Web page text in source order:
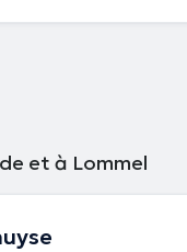
dessin, couleurs,...)
dans un esprit de
et à Lommel